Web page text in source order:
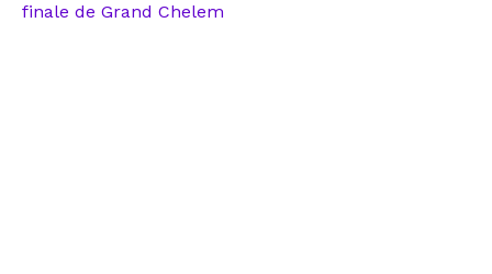
finale de Grand Chelem